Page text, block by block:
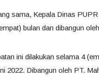
sama, Kepala Dinas
bulan dan dibangun
ini dilakukan selama 4
2022. Dibangun oleh PT.